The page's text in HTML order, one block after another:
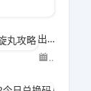
出发吧麦芬六转法师螺旋丸攻略
04-15